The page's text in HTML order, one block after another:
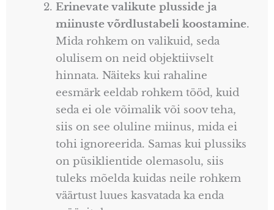
Erinevate valikute plusside ja
miinuste võrdlustabeli koostamine.
Mida rohkem on valikuid, seda
olulisem on neid objektiivselt
hinnata. Näiteks kui rahaline
eesmärk eeldab rohkem tööd, kuid
seda ei ole võimalik või soov teha,
siis on see oluline miinus, mida ei
tohi ignoreerida. Samas kui plussiks
on püsiklientide olemasolu, siis
tuleks mõelda kuidas neile rohkem
väärtust luues kasvatada ka enda